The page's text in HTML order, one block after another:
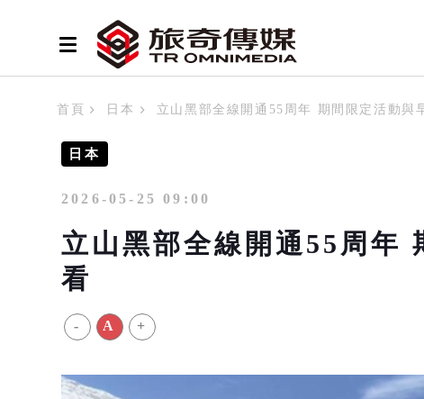
首頁 日本 立山黑部全線開通55周年 期間限定活動與
日本
2026-05-25 09:00
立山黑部全線開通55周年
看
- A +